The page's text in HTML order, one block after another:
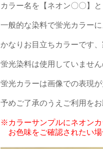
カラー名を【ネオン〇〇】
一般的な染料で蛍光カラー
かなりお目立ちカラーです
蛍光染料は使用していませ
蛍光カラーは画像での表現
予めご了承のうえご利用をお
※カラーサンプルにネオン
お色味をご確認されたい